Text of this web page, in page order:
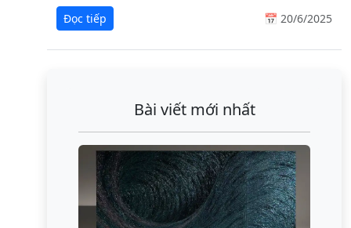
Đọc tiếp 📅 20/6/2025
Bài viết mới nhất